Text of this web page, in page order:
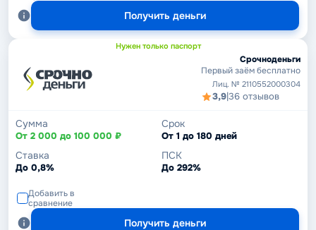
Получить деньги
Нужен только паспорт
Срочноденьги
Первый заём бесплатно
Лиц. № 2110552000304
3,9|36 отзывов
Сумма
От 2 000 до 100 000 ₽
Срок
От 1 до 180 дней
Ставка
До 0,8%
ПСК
До 292%
Добавить в
сравнение
Получить деньги